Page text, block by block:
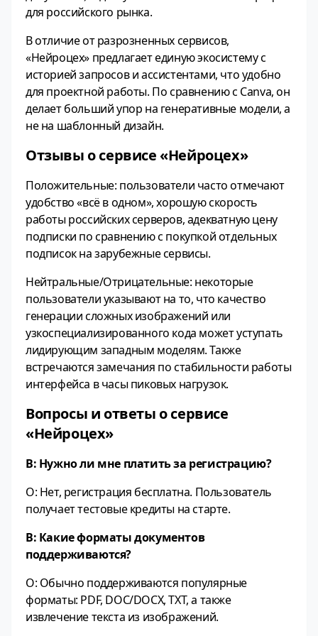
для российского рынка.
В отличие от разрозненных сервисов,
«Нейроцех» предлагает единую экосистему с
историей запросов и ассистентами, что удобно
для проектной работы. По сравнению с Canva, он
делает больший упор на генеративные модели, а
не на шаблонный дизайн.
Отзывы о сервисе «Нейроцех»
Положительные: пользователи часто отмечают
удобство «всё в одном», хорошую скорость
работы российских серверов, адекватную цену
подписки по сравнению с покупкой отдельных
подписок на зарубежные сервисы.
Нейтральные/Отрицательные: некоторые
пользователи указывают на то, что качество
генерации сложных изображений или
узкоспециализированного кода может уступать
лидирующим западным моделям. Также
встречаются замечания по стабильности работы
интерфейса в часы пиковых нагрузок.
Вопросы и ответы о сервисе
«Нейроцех»
В: Нужно ли мне платить за регистрацию?
О: Нет, регистрация бесплатна. Пользователь
получает тестовые кредиты на старте.
В: Какие форматы документов
поддерживаются?
О: Обычно поддерживаются популярные
форматы: PDF, DOC/DOCX, TXT, а также
извлечение текста из изображений.